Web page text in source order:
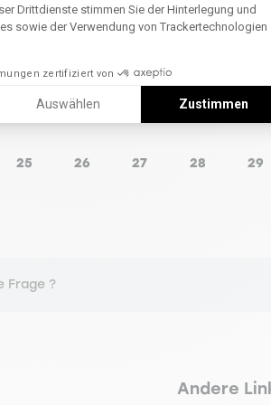
Drittdienste stimmen Sie der Hinterlegung und
sowie der Verwendung von Trackertechnologien
zertifiziert von
Auswählen Zustimmen
Seite
25
Seite
26
Seite
27
Seite
28 29
Frage ?
footer Navigation
Andere